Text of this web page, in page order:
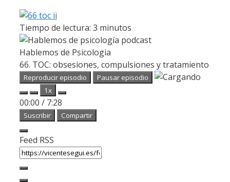
Tiempo de lectura: 3 minutos
Hablemos de Psicologia
66. TOC: obsesiones, compulsiones y tratamiento
Reproducir episodio
Pausar episodio
1x
00:00 / 7:28
Suscribir Compartir
Feed RSS